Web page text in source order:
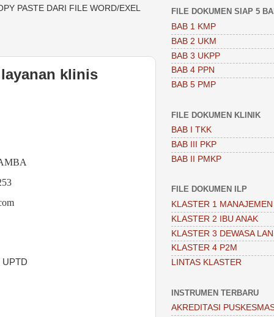
PASTE DARI FILE WORD/EXEL
klinis
UPTD
FILE DOKUMEN SIAP 5
BAB 1 KMP
BAB 2 UKM
BAB 3 UKPP
BAB 4 PPN
BAB 5 PMP
FILE DOKUMEN KLINIK
BAB I TKK
BAB III PKP
BAB II PMKP
FILE DOKUMEN ILP
KLASTER 1 MANAJEMEN
KLASTER 2 IBU ANAK
KLASTER 3 DEWASA
KLASTER 4 P2M
LINTAS KLASTER
INSTRUMEN TERBARU
AKREDITASI